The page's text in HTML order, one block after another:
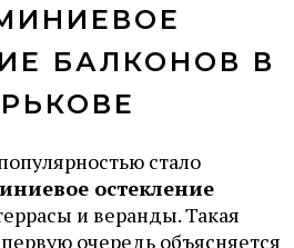
БАЛКОНОВ В
стало
остекление
и веранды. Такая
очередь объясняется